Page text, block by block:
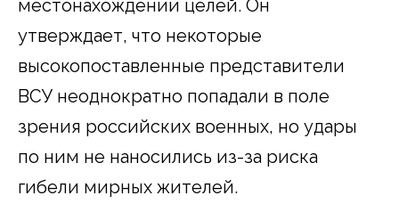
местонахождении целей. Он
утверждает, что некоторые
высокопоставленные представители
ВСУ неоднократно попадали в поле
зрения российских военных, но удары
по ним не наносились из-за риска
гибели мирных жителей.